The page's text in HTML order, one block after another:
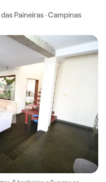
Paineiras · Campinas